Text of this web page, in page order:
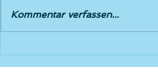
Einladung 5.5.26
Kommentar verfassen...